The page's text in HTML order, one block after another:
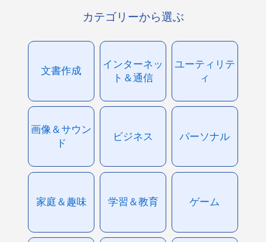
カテゴリーから選ぶ
文書作成
インターネッ
ト＆通信
ユーティリテ
ィ
画像＆サウン
ド
ビジネス パーソナル
家庭＆趣味 学習＆教育 ゲーム